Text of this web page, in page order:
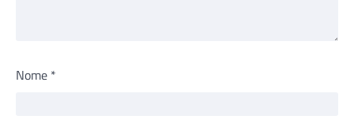
Nome *